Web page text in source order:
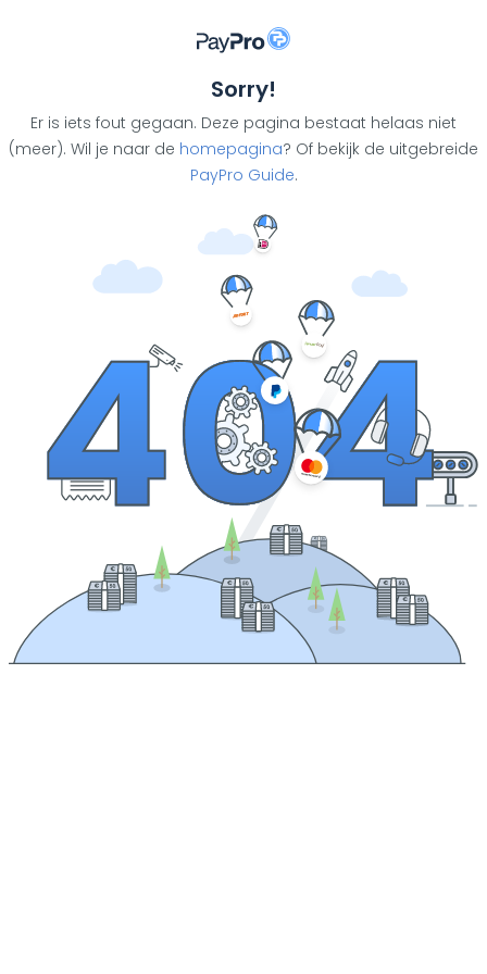
Sorry!
Er is iets fout gegaan. Deze pagina bestaat helaas niet
(meer). Wil je naar de homepagina? Of bekijk de uitgebreide
PayPro Guide.